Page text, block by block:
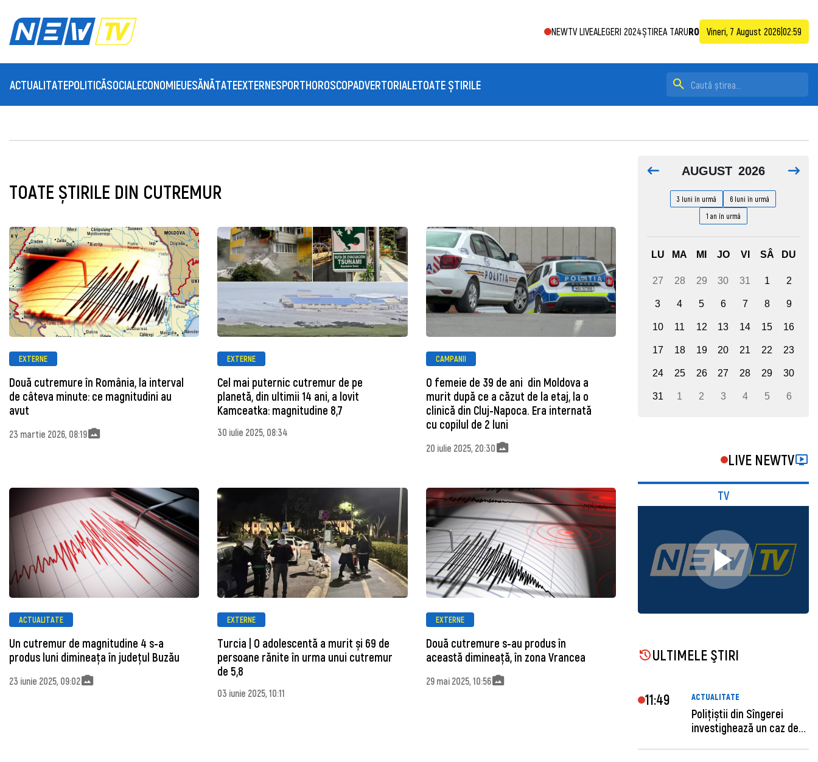
NEWTV LIVEALEGERI 2024ȘTIREA TARURO Vineri, 7 August 2026 02:59
ACTUALITATEPOLITICĂSOCIAL ECONOMIEUESĂNĂTATEEXTERNESPORTHOROSCOPADVERTORIALETOATE ȘTIRILE
TOATE ȘTIRILE DIN CUTREMUR
EXTERNE
Două cutremure în România, la interval
de câteva minute: ce magnitudini au
avut
23 martie 2026, 08:19
EXTERNE
Cel mai puternic cutremur de pe
planetă, din ultimii 14 ani, a lovit
Kamceatka: magnitudine 8,7
30 iulie 2025, 08:34
CAMPANII
O femeie de 39 de ani din Moldova a
murit după ce a căzut de la etaj, la o
clinică din Cluj-Napoca. Era internată
cu copilul de 2 luni
20 iulie 2025, 20:30
ACTUALITATE
Un cutremur de magnitudine 4 s-a
produs luni dimineața în județul Buzău
23 iunie 2025, 09:02
EXTERNE
Turcia | O adolescentă a murit și 69 de
persoane rănite în urma unui cutremur
de 5,8
03 iunie 2025, 10:11
EXTERNE
Două cutremure s-au produs în
această dimineață, în zona Vrancea
29 mai 2025, 10:56
AUGUST 2026
3 luni în urmă
6 luni în urmă
1 an în urmă
LU MA MI JO VI SÂ DU
27 28 29 30 31 1 2
3 4 5 6 7 8 9
10 11 12 13 14 15 16
17 18 19 20 21 22 23
24 25 26 27 28 29 30
31 1 2 3 4 5 6
LIVE NEWTV
TV
ULTIMELE ŞTIRI
11:49 ACTUALITATE
Polițiștii din Sîngerei
investighează un caz de